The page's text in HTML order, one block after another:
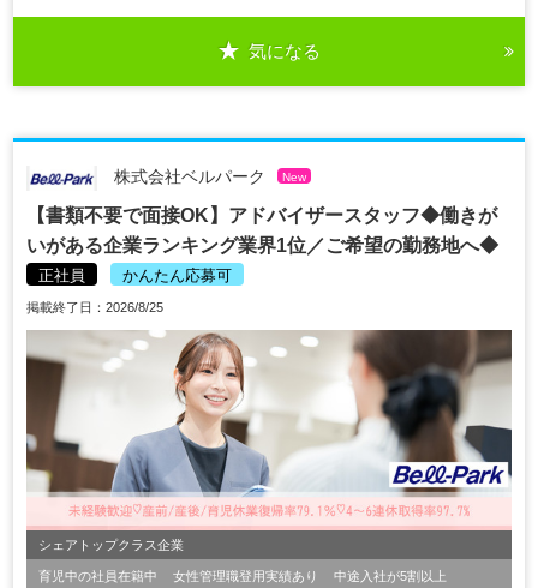
気になる
株式会社ベルパーク New
【書類不要で面接OK】アドバイザースタッフ◆働きが
いがある企業ランキング業界1位／ご希望の勤務地へ◆
正社員 かんたん応募可
掲載終了日：2026/8/25
シェアトップクラス企業
育児中の社員在籍中 女性管理職登用実績あり
中途入社が5割以上